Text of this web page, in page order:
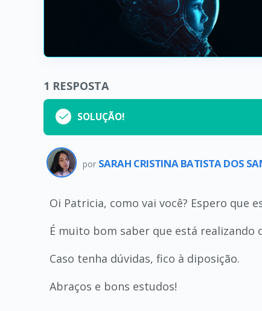
1 RESPOSTA
SOLUÇÃO!
por SARAH CRISTINA BATISTA DOS
Oi Patricia, como vai você? Espero que
É muito bom saber que está realizando
Caso tenha dúvidas, fico à diposição.
Abraços e bons estudos!